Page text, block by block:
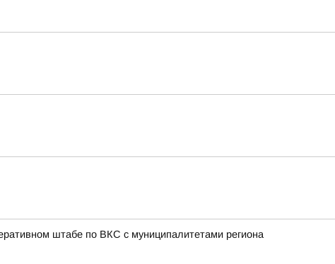
штабе по ВКС с муниципалитетами региона